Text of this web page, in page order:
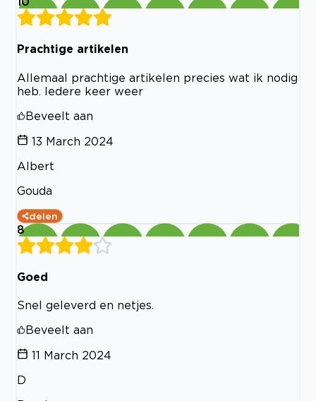
Prachtige artikelen
Allemaal prachtige artikelen precies wat ik nodig
heb. Iedere keer weer
Beveelt aan
13 March 2024
Albert
Gouda
delen
8
Goed
Snel geleverd en netjes.
Beveelt aan
11 March 2024
D